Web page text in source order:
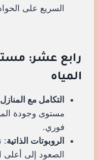
السريع على
رابع عشر:
المياه
التكامل مع
مستوى وجودة
فوري.
الروبوتات الذاتية:
الصعود إلى أعلى